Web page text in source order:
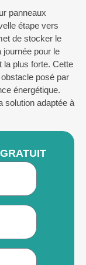
panneaux
étape vers
de stocker le
journée pour le
la plus forte. Cette
posé par
énergétique.
solution adaptée à